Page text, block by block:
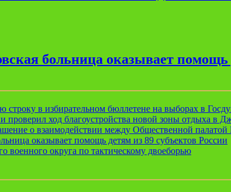
больница оказывает помощь
строку в избирательном бюллетене на выборах в
ход благоустройства новой зоны отдыха в
о взаимодействии между Общественной
оказывает помощь детям из 89 субъектов России
военного округа по тактическому двоеборью